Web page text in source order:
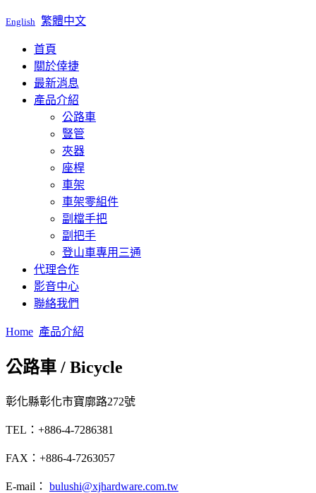
English 繁體中文
首頁
關於倖捷
最新消息
產品介紹
公路車
豎管
夾器
座桿
車架
車架零組件
副檔手把
副把手
登山車專用三通
代理合作
影音中心
聯絡我們
Home 產品介紹
公路車 / Bicycle
彰化縣彰化市寶廓路272號
TEL：+886-4-7286381
FAX：+886-4-7263057
E-mail： bulushi@xjhardware.com.tw